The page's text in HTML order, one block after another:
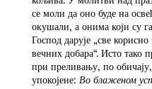
се моли да оно буде на
окушали, а онима који су
Господ дарује „све
вечних добара“. Исто тако
при преливању, по
упокојене: Во блаженом